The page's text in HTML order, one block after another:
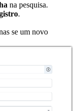
na pesquisa.
.
se um novo